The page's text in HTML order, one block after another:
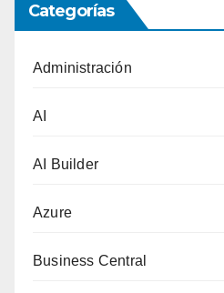
Categorías
Administración
AI
AI Builder
Azure
Business Central